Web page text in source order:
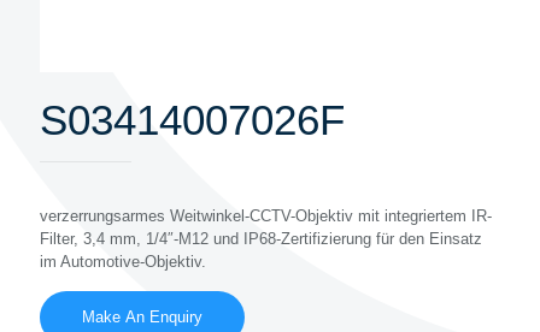
S03414007026F
verzerrungsarmes Weitwinkel-CCTV-Objektiv mit integriertem IR-
Filter, 3,4 mm, 1/4″-M12 und IP68-Zertifizierung für den Einsatz
im Automotive-Objektiv.